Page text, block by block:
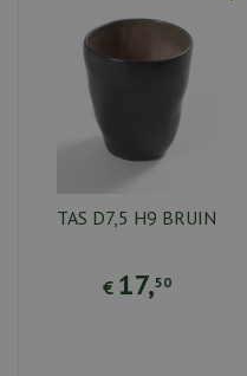
TAS D7,5 H9 BRUIN
€ 17,50